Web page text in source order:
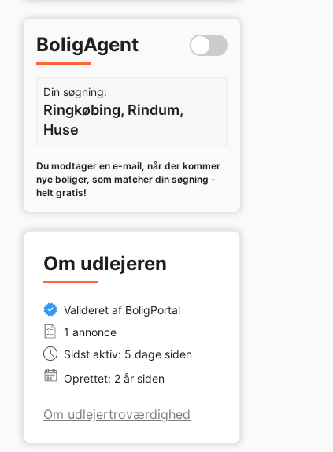
BoligAgent
Din søgning:
Ringkøbing, Rindum,
Huse
Du modtager en e-mail, når der kommer
nye boliger, som matcher din søgning -
helt gratis!
Om udlejeren
Valideret af BoligPortal
1 annonce
Sidst aktiv: 5 dage siden
Oprettet: 2 år siden
Om udlejertroværdighed